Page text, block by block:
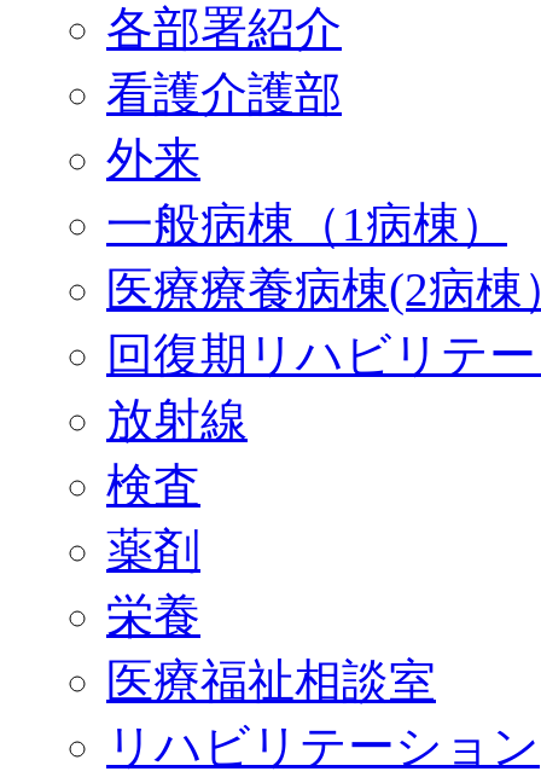
各部署紹介
看護介護部
外来
一般病棟（1病棟）
医療療養病棟(2病棟
回復期リハビリテ
放射線
検査
薬剤
栄養
医療福祉相談室
リハビリテーション